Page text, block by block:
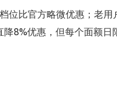
位比官方略微优惠；老
8%优惠，但每个面额